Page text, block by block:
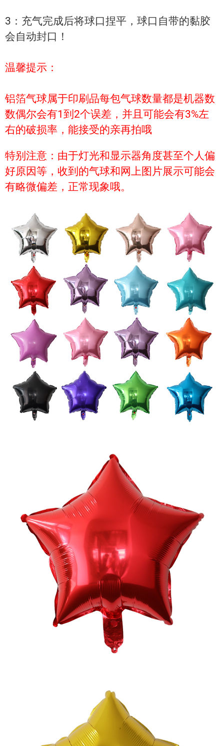
3：充气完成后将球口捏平，球口自带的黏胶
会自动封口！
温馨提示：
铝箔气球属于印刷品每包气球数量都是机器数
数偶尔会有1到2个误差，并且可能会有3%左
右的破损率，能接受的亲再拍哦
特别注意：由于灯光和显示器角度甚至个人偏
好原因等，收到的气球和网上图片展示可能会
有略微偏差，正常现象哦。